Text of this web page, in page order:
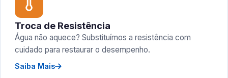
Troca de Resistência
Água não aquece? Substituímos a resistência com
cuidado para restaurar o desempenho.
Saiba Mais